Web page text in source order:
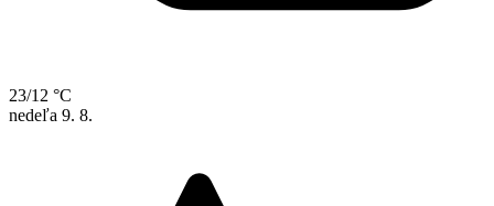
23/12 °C
nedeľa 9. 8.